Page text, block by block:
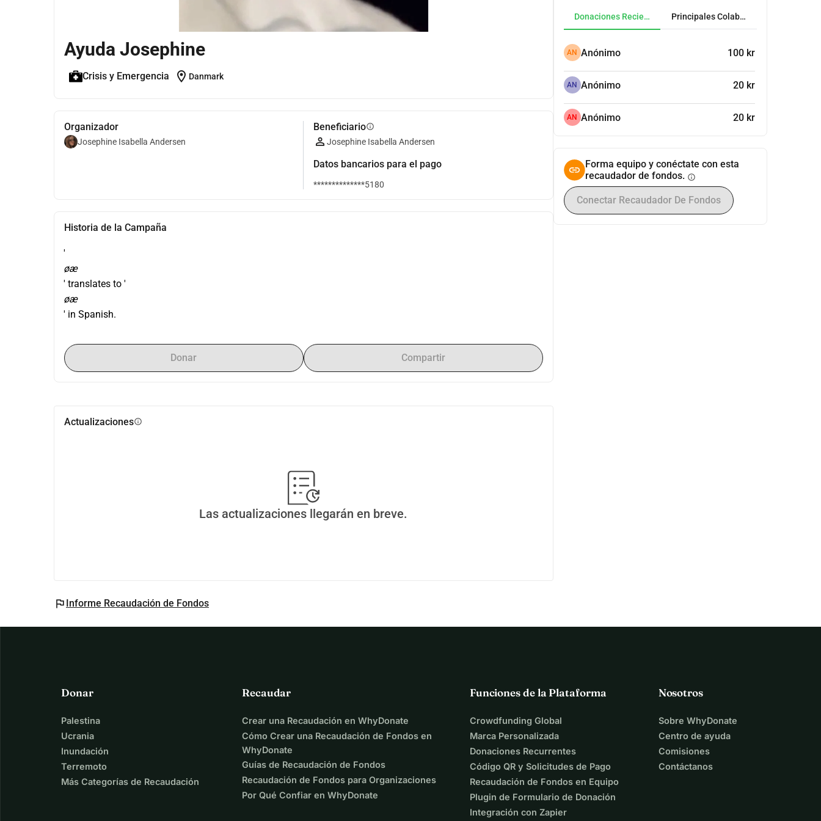
Ayuda Josephine
Crisis y Emergencia location_on Danmark
Organizador
Josephine Isabella Andersen
Beneficiarioinfo
Josephine Isabella Andersen
Datos bancarios para el pago
**************5180
Historia de la Campaña
'
øæ
' translates to '
øæ
' in Spanish.
Donar Compartir
Actualizacionesinfo
Las actualizaciones llegarán en breve.
flag Informe Recaudación de Fondos
Donaciones Recientes Principales Colaboradores
AN Anónimo 100 kr
AN Anónimo 20 kr
AN Anónimo 20 kr
Forma equipo y conéctate con esta
recaudador de fondos. info
Conectar Recaudador De Fondos
Donar
Palestina
Ucrania
Inundación
Terremoto
Más Categorías de Recaudación
Recaudar
Crear una Recaudación en WhyDonate
Cómo Crear una Recaudación de Fondos en
WhyDonate
Guías de Recaudación de Fondos
Recaudación de Fondos para Organizaciones
Por Qué Confiar en WhyDonate
Funciones de la Plataforma
Crowdfunding Global
Marca Personalizada
Donaciones Recurrentes
Código QR y Solicitudes de Pago
Recaudación de Fondos en Equipo
Plugin de Formulario de Donación
Integración con Zapier
Nosotros
Sobre WhyDonate
Centro de ayuda
Comisiones
Contáctanos